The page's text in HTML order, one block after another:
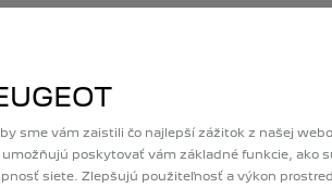
sme vám zaistili čo najlepší zážitok z našej
poskytovať vám základné funkcie, ako
siete. Zlepšujú použiteľnosť a výkon